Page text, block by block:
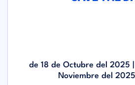
de 18 de Octubre del 2025 |
Noviembre del 2025